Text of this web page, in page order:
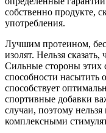
собственно продукте,
употребления.
Лучшим протеином,
изолят. Нельзя
Сильные стороны этих
способности насытить
способствует
спортивные добавки
случаи, поэтому
комплексными